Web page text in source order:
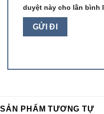
duyệt này cho lần bình
SẢN PHẨM TƯƠNG TỰ